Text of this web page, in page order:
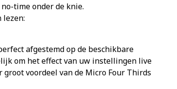
time onder de knie.
lezen:
afgestemd op de beschikbare
om het effect van uw instellingen live
voordeel van de Micro Four Thirds